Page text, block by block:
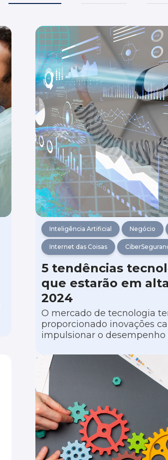
Inteligência Artificial Negócio
Internet das Coisas
5 tendências
que estarão em
2024
O mercado de tecnologia
proporcionado inovações
impulsionar o desempenho
à medida que nos
2024, já podemos vislumbrar
tendências que prometem
e melhorar ainda mais o
empresarial.